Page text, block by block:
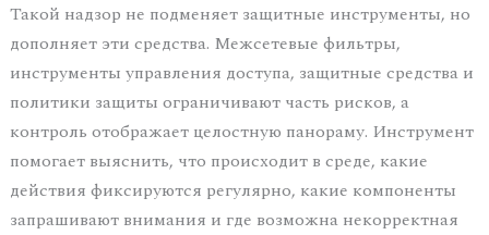
Такой надзор не подменяет защитные инструменты, но
дополняет эти средства. Межсетевые фильтры,
инструменты управления доступа, защитные средства и
политики защиты ограничивают часть рисков, а
контроль отображает целостную панораму. Инструмент
помогает выяснить, что происходит в среде, какие
действия фиксируются регулярно, какие компоненты
запрашивают внимания и где возможна некорректная